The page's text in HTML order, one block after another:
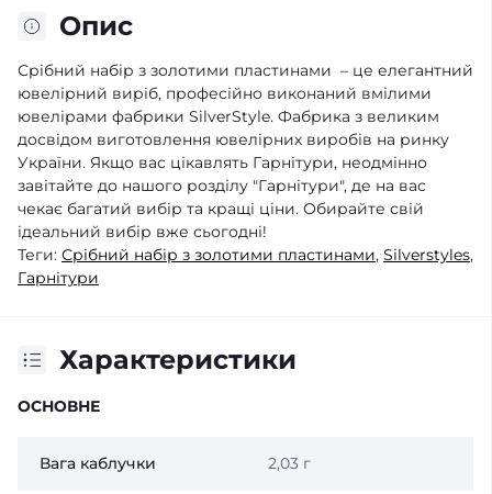
Опис
Срібний набір з золотими пластинами – це елегантний
ювелірний виріб, професійно виконаний вмілими
ювелірами фабрики SilverStyle. Фабрика з великим
досвідом виготовлення ювелірних виробів на ринку
України. Якщо вас цікавлять Гарнітури, неодмінно
завітайте до нашого розділу "Гарнітури", де на вас
чекає багатий вибір та кращі ціни. Обирайте свій
ідеальний вибір вже сьогодні!
Теги: Срібний набір з золотими пластинами, Silverstyles,
Гарнітури
Характеристики
ОСНОВНЕ
Вага каблучки 2,03 г